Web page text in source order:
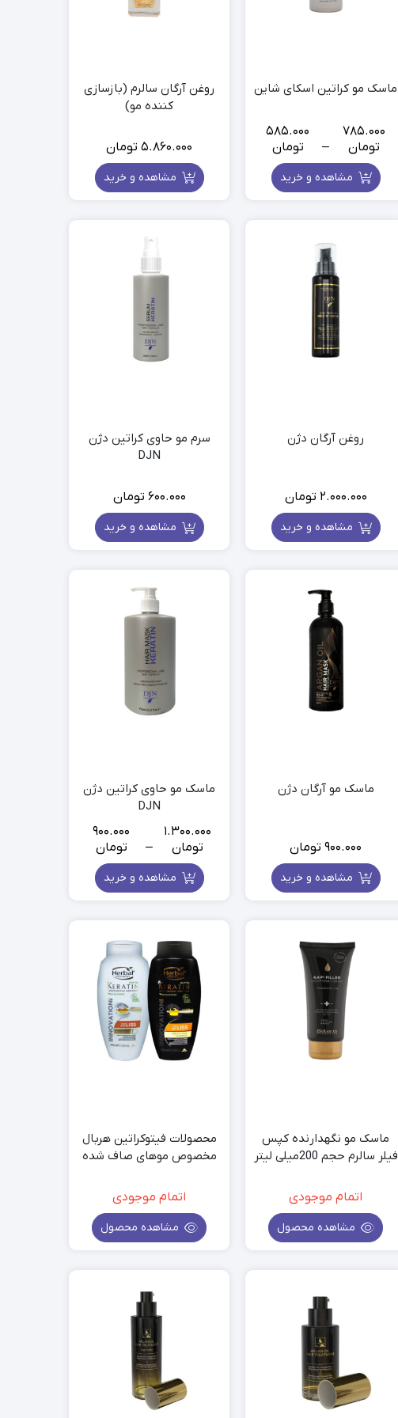
ماسک مو کراتین اسکای شاین
785.000
تومان
–
585.000
تومان
Price
range:
585.000
785.000
تومان
مشاهده و خرید
روغن آرگان سالرم (بازسازی
کننده مو)
5.860.000 تومان
مشاهده و خرید
روغن آرگان دژن
2.000.000 تومان
مشاهده و خرید
سرم مو حاوی کراتین دژن
DJN
600.000 تومان
مشاهده و خرید
ماسک مو آرگان دژن
900.000 تومان
مشاهده و خرید
ماسک مو حاوی کراتین دژن
DJN
1.300.000
تومان
–
900.000
تومان
Price
range:
900.000
1.300.000
تومان
مشاهده و خرید
ماسک مو نگهدارنده کپس
فیلر سالرم حجم 200میلی لیتر
اتمام موجودی
مشاهده محصول
محصولات فیتوکراتین هربال
مخصوص موهای صاف شده
اتمام موجودی
مشاهده محصول